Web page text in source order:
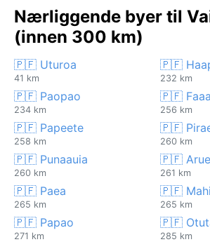
Nærliggende byer til
(innen 300 km)
🇵🇫 Uturoa
41 km
🇵🇫
232 km
🇵🇫 Paopao
234 km
🇵🇫 Faaa
256 km
🇵🇫 Papeete
258 km
🇵🇫
260 km
🇵🇫 Punaauia
260 km
🇵🇫 Arue
261 km
🇵🇫 Paea
265 km
🇵🇫
265 km
🇵🇫 Papao
271 km
🇵🇫
285 km